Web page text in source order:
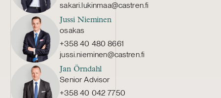
sakari.lukinmaa@castren.fi
Jussi Nieminen
osakas
+358 40 480 8661
jussi.nieminen@castren.fi
Jan Örndahl
Senior Advisor
+358 40 042 7750